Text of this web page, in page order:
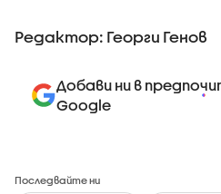
Редактор: Георги Генов
Добави ни в
Google
Последвайте ни